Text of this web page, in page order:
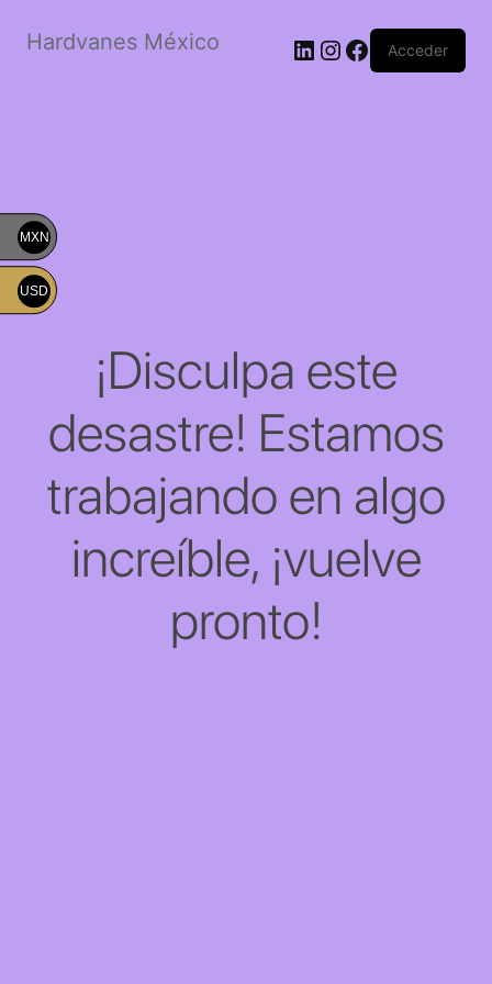
Hardvanes México LinkedIn
Instagram
Facebook
Acceder
¡Disculpa este
desastre! Estamos
trabajando en algo
increíble, ¡vuelve
pronto!
MXN
USD